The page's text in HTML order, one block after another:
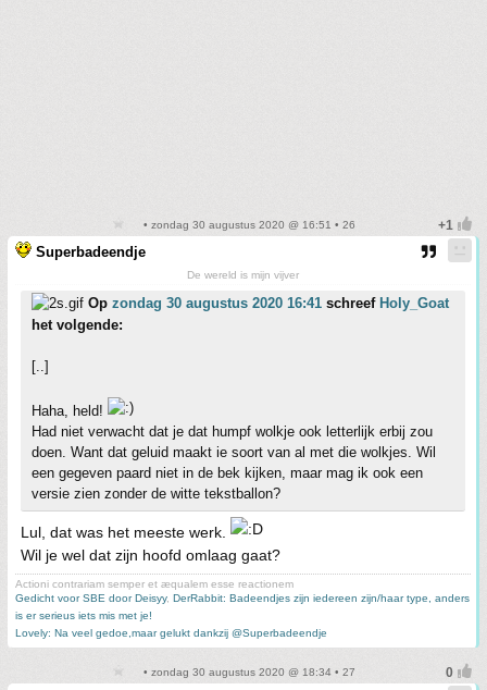
• zondag 30 augustus 2020 @ 16:51 • 26
Superbadeendje
De wereld is mijn vijver
Op zondag 30 augustus 2020 16:41 schreef Holy_Goat
het volgende:
[..]
Haha, held!
Had niet verwacht dat je dat humpf wolkje ook letterlijk erbij zou
doen. Want dat geluid maakt ie soort van al met die wolkjes. Wil
een gegeven paard niet in de bek kijken, maar mag ik ook een
versie zien zonder de witte tekstballon?
Lul, dat was het meeste werk.
Wil je wel dat zijn hoofd omlaag gaat?
Actioni contrariam semper et æqualem esse reactionem
Gedicht voor SBE door Deisyy, DerRabbit: Badeendjes zijn iedereen zijn/haar type, anders
is er serieus iets mis met je!
Lovely: Na veel gedoe,maar gelukt dankzij @Superbadeendje
• zondag 30 augustus 2020 @ 18:34 • 27